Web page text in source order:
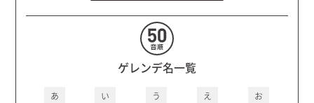
ゲレンデ名一覧
あ い う え お